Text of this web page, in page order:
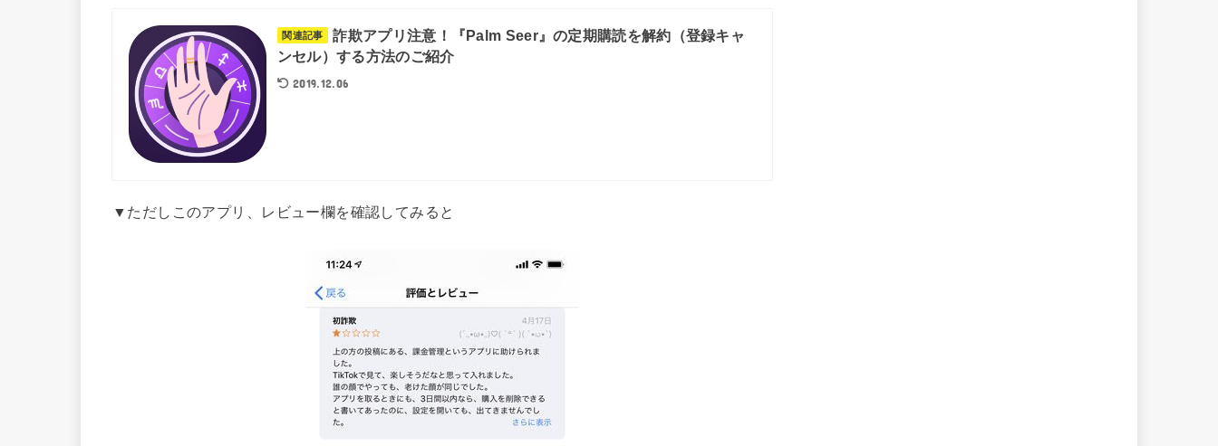
関連記事
詐欺アプリ注意！『Palm Seer』の定期購読を解約（登録キャ
ンセル）する方法のご紹介
2019.12.06
▼ただしこのアプリ、レビュー欄を確認してみると